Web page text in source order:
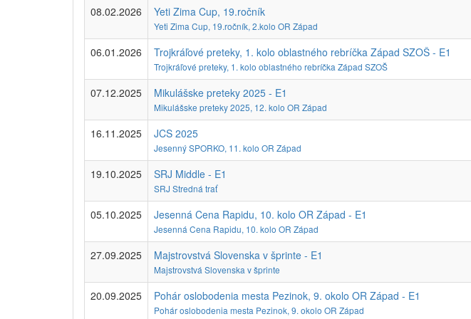
08.02.2026 Yeti Zima Cup, 19.ročník
Yeti Zima Cup, 19.ročník, 2.kolo OR Západ
06.01.2026 Trojkráľové preteky, 1. kolo oblastného rebríčka Západ SZOŠ - E1
Trojkráľové preteky, 1. kolo oblastného rebríčka Západ SZOŠ
07.12.2025 Mikulášske preteky 2025 - E1
Mikulášske preteky 2025, 12. kolo OR Západ
16.11.2025 JCS 2025
Jesenný SPORKO, 11. kolo OR Západ
19.10.2025 SRJ Middle - E1
SRJ Stredná trať
05.10.2025 Jesenná Cena Rapidu, 10. kolo OR Západ - E1
Jesenná Cena Rapidu, 10. kolo OR Západ
27.09.2025 Majstrovstvá Slovenska v šprinte - E1
Majstrovstvá Slovenska v šprinte
20.09.2025 Pohár oslobodenia mesta Pezinok, 9. okolo OR Západ - E1
Pohár oslobodenia mesta Pezinok, 9. okolo OR Západ